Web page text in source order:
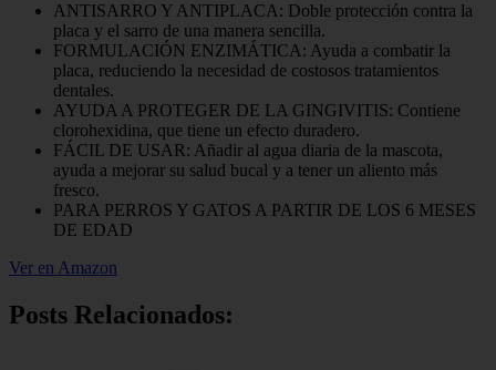
ANTISARRO Y ANTIPLACA: Doble protección contra la
placa y el sarro de una manera sencilla.
FORMULACIÓN ENZIMÁTICA: Ayuda a combatir la
placa, reduciendo la necesidad de costosos tratamientos
dentales.
AYUDA A PROTEGER DE LA GINGIVITIS: Contiene
clorohexidina, que tiene un efecto duradero.
FÁCIL DE USAR: Añadir al agua diaria de la mascota,
ayuda a mejorar su salud bucal y a tener un aliento más
fresco.
PARA PERROS Y GATOS A PARTIR DE LOS 6 MESES
DE EDAD
Ver en Amazon
Posts Relacionados: